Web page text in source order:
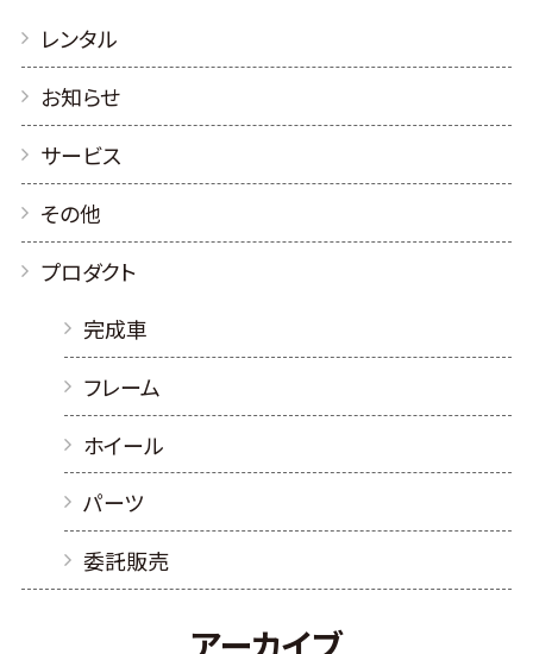
レンタル
お知らせ
サービス
その他
プロダクト
完成車
フレーム
ホイール
パーツ
委託販売
アーカイブ